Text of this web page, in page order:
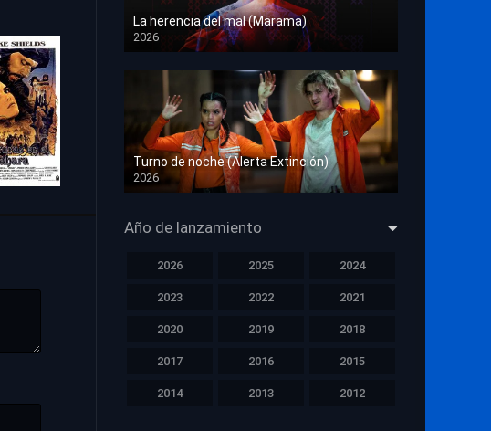
La herencia del mal (Mārama)
2026
HD 1080p
Turno de noche (Alerta Extinción)
2026
HD 1080p
Año de lanzamiento
2026 2025 2024
2023 2022 2021
2020 2019 2018
2017 2016 2015
2014 2013 2012